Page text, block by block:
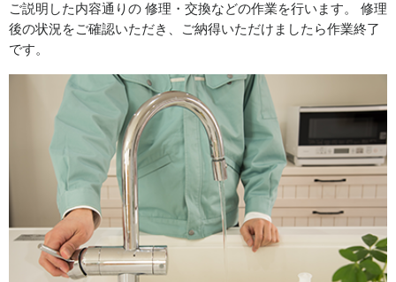
ご説明した内容通りの 修理・交換などの作業を行います。 修理
後の状況をご確認いただき、ご納得いただけましたら作業終了
です。